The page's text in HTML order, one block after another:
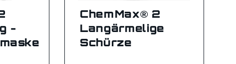
-
ChemMax® 2
Langärmelige
Schürze